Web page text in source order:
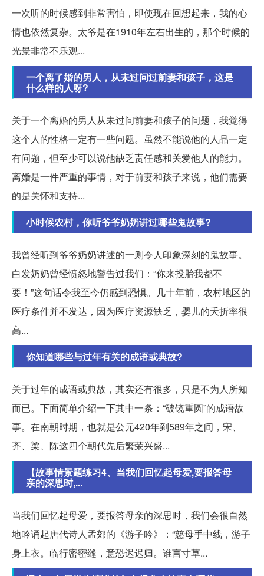
一次听的时候感到非常害怕，即使现在回想起来，我的心
情也依然复杂。太爷是在1910年左右出生的，那个时候的
光景非常不乐观...
一个离了婚的男人，从未过问过前妻和孩子，这是
什么样的人呀?
关于一个离婚的男人从未过问前妻和孩子的问题，我觉得
这个人的性格一定有一些问题。虽然不能说他的人品一定
有问题，但至少可以说他缺乏责任感和关爱他人的能力。
离婚是一件严重的事情，对于前妻和孩子来说，他们需要
的是关怀和支持...
小时候农村，你听爷爷奶奶讲过哪些鬼故事?
我曾经听到爷爷奶奶讲述的一则令人印象深刻的鬼故事。
白发奶奶曾经愤怒地警告过我们：“你来投胎我都不
要！”这句话令我至今仍感到恐惧。几十年前，农村地区的
医疗条件并不发达，因为医疗资源缺乏，婴儿的夭折率很
高...
你知道哪些与过年有关的成语或典故?
关于过年的成语或典故，其实还有很多，只是不为人所知
而已。下面简单介绍一下其中一条：“破镜重圆”的成语故
事。在南朝时期，也就是公元420年到589年之间，宋、
齐、梁、陈这四个朝代先后繁荣兴盛...
【故事情景题练习4、当我们回忆起母爱,要报答母
亲的深思时,...
当我们回忆起母爱，要报答母亲的深思时，我们会很自然
地吟诵起唐代诗人孟郊的《游子吟》：“慈母手中线，游子
身上衣。临行密密缝，意恐迟迟归。谁言寸草...